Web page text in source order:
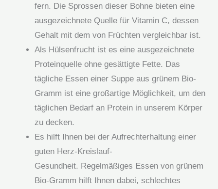
fern. Die Sprossen dieser Bohne bieten eine
ausgezeichnete Quelle für Vitamin C, dessen
Gehalt mit dem von Früchten vergleichbar ist.
Als Hülsenfrucht ist es eine ausgezeichnete
Proteinquelle ohne gesättigte Fette. Das
tägliche Essen einer Suppe aus grünem Bio-
Gramm ist eine großartige Möglichkeit, um den
täglichen Bedarf an Protein in unserem Körper
zu decken.
Es hilft Ihnen bei der Aufrechterhaltung einer
guten Herz-Kreislauf-
Gesundheit. Regelmäßiges Essen von grünem
Bio-Gramm hilft Ihnen dabei, schlechtes